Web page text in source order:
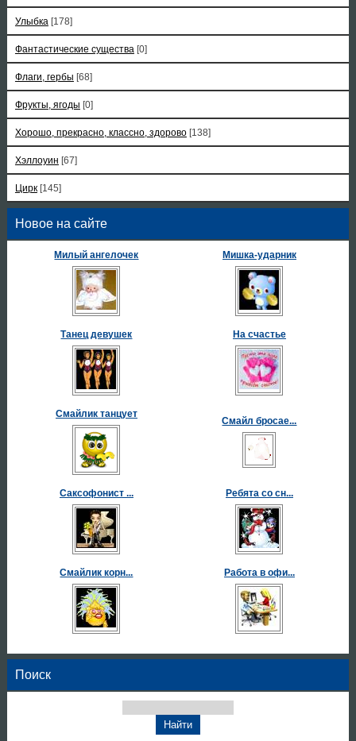
Улыбка [178]
Фантастические существа [0]
Флаги, гербы [68]
Фрукты, ягоды [0]
Хорошо, прекрасно, классно, здорово [138]
Хэллоуин [67]
Цирк [145]
Новое на сайте
Милый ангелочек Мишка-ударник
Танец девушек На счастье
Смайлик танцует
Смайл бросае...
Саксофонист ... Ребята со сн...
Смайлик корн... Работа в офи...
Поиск